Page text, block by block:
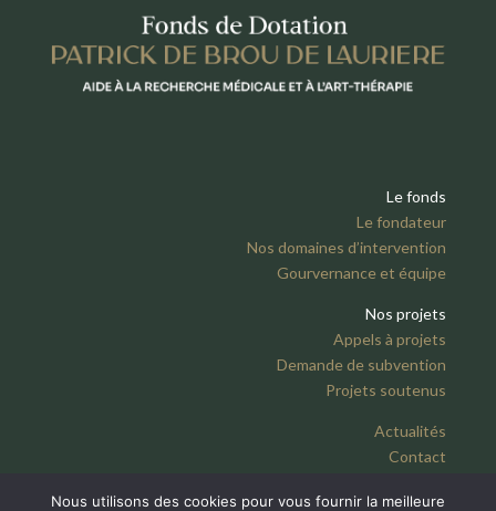
Le fonds
Le fondateur
Nos domaines d’intervention
Gourvernance et équipe
Nos projets
Appels à projets
Demande de subvention
Projets soutenus
Actualités
Contact
Nous utilisons des cookies pour vous fournir la meilleure